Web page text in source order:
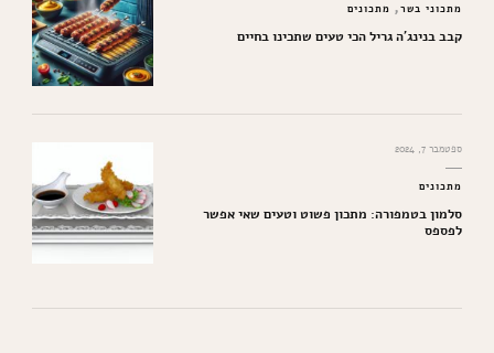
מתכוני בשר מתכונים
קבב בנינג'ה גריל הכי טעים שתכינו בחיים
ספטמבר 7, 2024
מתכונים
סלמון בטמפורה: מתכון פשוט וטעים שאי אפשר
לפספס